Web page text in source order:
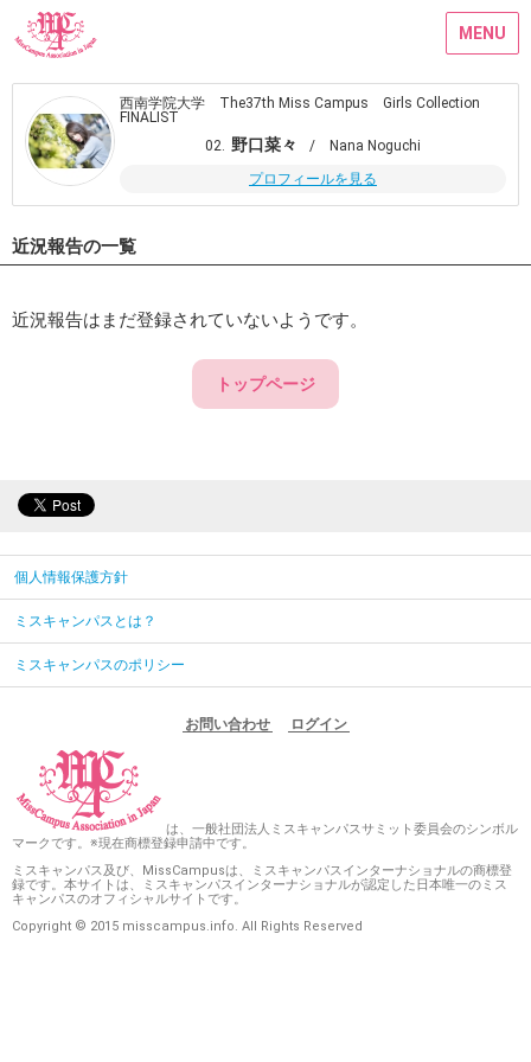
MENU
西南学院大学 The37th Miss Campus Girls Collection
FINALIST
02. 野口菜々
/ Nana Noguchi
プロフィールを見る
近況報告の一覧
近況報告はまだ登録されていないようです。
トップページ
個人情報保護方針
ミスキャンパスとは？
ミスキャンパスのポリシー
お問い合わせ ログイン
は、一般社団法人ミスキャンパスサミット委員会のシンボル
マークです。※現在商標登録申請中です。
ミスキャンパス及び、MissCampusは、ミスキャンパスインターナショナルの商標登
録です。本サイトは、ミスキャンパスインターナショナルが認定した日本唯一のミス
キャンパスのオフィシャルサイトです。
Copyright © 2015 misscampus.info. All Rights Reserved